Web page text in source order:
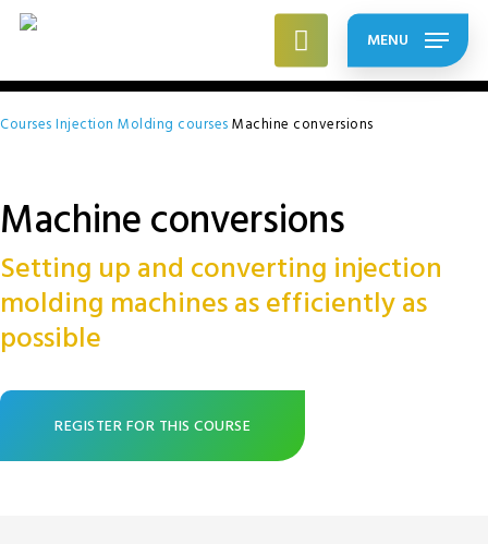
Skip
content
MENU
CoursesInjection Molding coursesMachine conversions
Machine conversions
Setting up and converting injection
molding machines as efficiently as
possible
REGISTER FOR THIS COURSE
Close
Menu